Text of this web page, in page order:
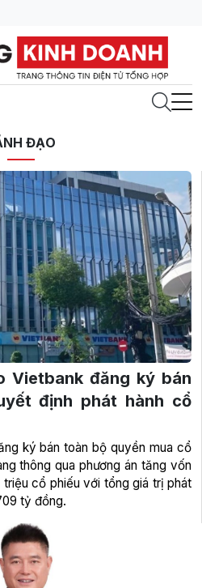
ĐẠO
Vietbank đăng ký bán
định phát hành cổ
ký bán toàn bộ quyền mua cổ
thông qua phương án tăng vốn
cổ phiếu với tổng giá trị phát
tỷ đồng.